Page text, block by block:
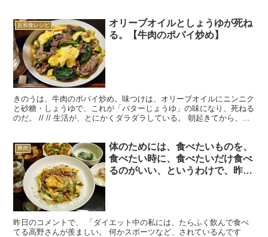
反和食レシピ
オリーブオイルとしょうゆが死ね
る。【牛肉のポパイ炒め】
きのうは、牛肉のポパイ炒め。味つけは、オリーブオイルにニンニク
と砂糖・しょうゆで、これが「バターじょうゆ」の味になり、死ねる
のだ。 // // 生活が、とにかくダラダラしている。 朝起きてから、家
豚肉
体のためには、食べたいものを、
食べたい時に、食べたいだけ食べ
るのがいい、というわけで、昨日
昨日のコメントで、 「ダイエット中の私には、たらふく飲んで食べ
てる高野さんが羨ましい。 何かスポーツなど、されているんです